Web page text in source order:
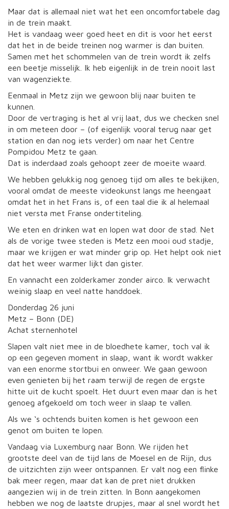
Maar dat is allemaal niet wat het een oncomfortabele dag
in de trein maakt.
Het is vandaag weer goed heet en dit is voor het eerst
dat het in de beide treinen nog warmer is dan buiten.
Samen met het schommelen van de trein wordt ik zelfs
een beetje misselijk. Ik heb eigenlijk in de trein nooit last
van wagenziekte.
Eenmaal in Metz zijn we gewoon blij naar buiten te
kunnen.
Door de vertraging is het al vrij laat, dus we checken snel
in om meteen door – (of eigenlijk vooral terug naar get
station en dan nog iets verder) om naar het Centre
Pompidou Metz te gaan.
Dat is inderdaad zoals gehoopt zeer de moeite waard.
We hebben gelukkig nog genoeg tijd om alles te bekijken,
vooral omdat de meeste videokunst langs me heengaat
omdat het in het Frans is, of een taal die ik al helemaal
niet versta met Franse ondertiteling.
We eten en drinken wat en lopen wat door de stad. Net
als de vorige twee steden is Metz een mooi oud stadje,
maar we krijgen er wat minder grip op. Het helpt ook niet
dat het weer warmer lijkt dan gister.
En vannacht een zolderkamer zonder airco. Ik verwacht
weinig slaap en veel natte handdoek.
Donderdag 26 juni
Metz – Bonn (DE)
Achat sternenhotel
Slapen valt niet mee in de bloedhete kamer, toch val ik
op een gegeven moment in slaap, want ik wordt wakker
van een enorme stortbui en onweer. We gaan gewoon
even genieten bij het raam terwijl de regen de ergste
hitte uit de kucht spoelt. Het duurt even maar dan is het
genoeg afgekoeld om toch weer in slaap te vallen.
Als we ‘s ochtends buiten komen is het gewoon een
genot om buiten te lopen.
Vandaag via Luxemburg naar Bonn. We rijden het
grootste deel van de tijd lans de Moesel en de Rijn, dus
de uitzichten zijn weer ontspannen. Er valt nog een flinke
bak meer regen, maar dat kan de pret niet drukken
aangezien wij in de trein zitten. In Bonn aangekomen
hebben we nog de laatste drupjes, maar al snel wordt het